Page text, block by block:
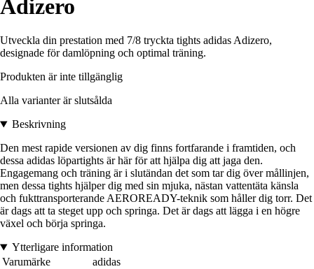
Adizero
Utveckla din prestation med 7/8 tryckta tights adidas Adizero,
designade för damlöpning och optimal träning.
Produkten är inte tillgänglig
Alla varianter är slutsålda
Beskrivning
Den mest rapide versionen av dig finns fortfarande i framtiden, och
dessa adidas löpartights är här för att hjälpa dig att jaga den.
Engagemang och träning är i slutändan det som tar dig över mållinjen,
men dessa tights hjälper dig med sin mjuka, nästan vattentäta känsla
och fukttransporterande AEROREADY-teknik som håller dig torr. Det
är dags att ta steget upp och springa. Det är dags att lägga i en högre
växel och börja springa.
Ytterligare information
Varumärke
adidas